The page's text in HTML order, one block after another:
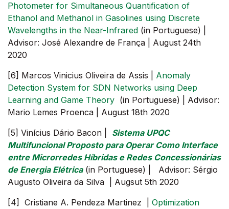
Photometer for Simultaneous Quantification of
Ethanol and Methanol in Gasolines using Discrete
Wavelengths in the Near-Infrared (in Portuguese) |
Advisor: José Alexandre de França | August 24th
2020
[6] Marcos Vinicius Oliveira de Assis | Anomaly
Detection System for SDN Networks using Deep
Learning and Game Theory (in Portuguese) | Advisor:
Mario Lemes Proenca | August 18th 2020
[5] Vinícius Dário Bacon | Sistema UPQC
Multifuncional Proposto para Operar Como Interface
entre Microrredes Híbridas e Redes Concessionárias
de Energia Elétrica(in Portuguese) | Advisor: Sérgio
Augusto Oliveira da Silva | Augsut 5th 2020
[4] Cristiane A. Pendeza Martinez | Optimization